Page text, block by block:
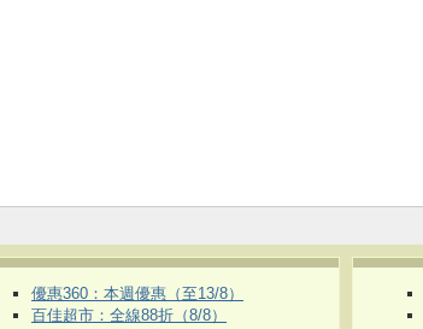
優惠360：本週優惠（至13/8）
百佳超市：全線88折（8/8）